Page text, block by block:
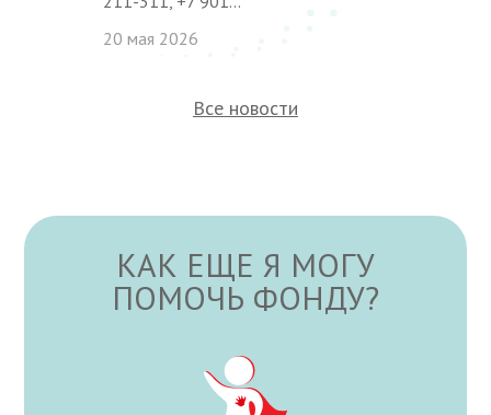
20 мая 2026
Все новости
КАК ЕЩЕ Я МОГУ
ПОМОЧЬ ФОНДУ?